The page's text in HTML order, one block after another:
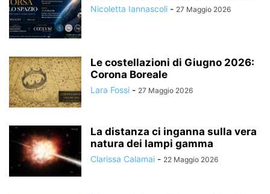
Nicoletta Iannascoli - 27 Maggio 2026
Le costellazioni di Giugno 2026:
Corona Boreale
Lara Fossi - 27 Maggio 2026
La distanza ci inganna sulla vera
natura dei lampi gamma
Clarissa Calamai - 22 Maggio 2026